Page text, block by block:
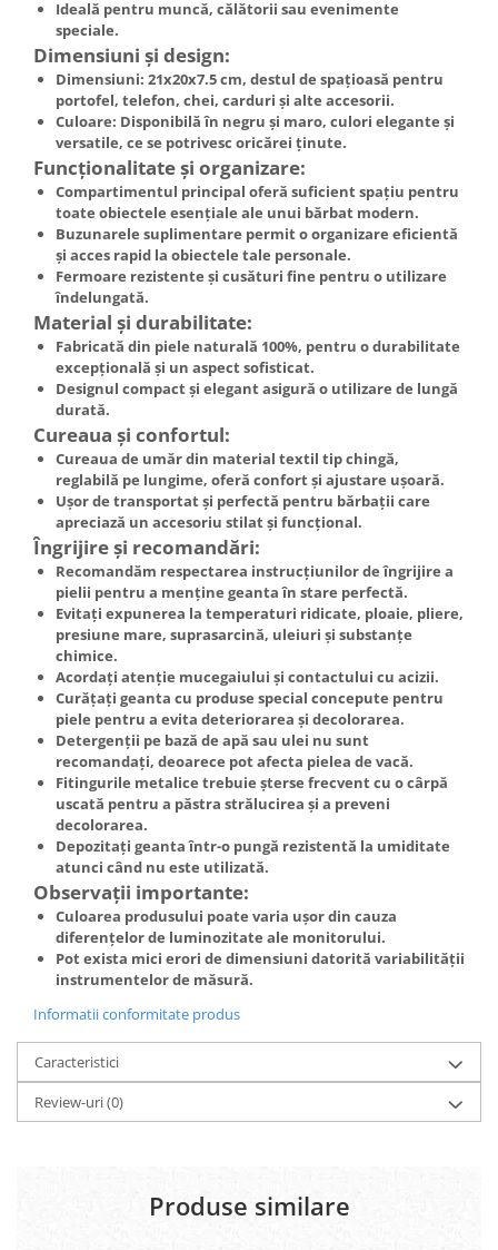
Ideală pentru muncă, călătorii sau evenimente
speciale.
Dimensiuni și design:
Dimensiuni: 21x20x7.5 cm, destul de spațioasă pentru
portofel, telefon, chei, carduri și alte accesorii.
Culoare: Disponibilă în negru și maro, culori elegante și
versatile, ce se potrivesc oricărei ținute.
Funcționalitate și organizare:
Compartimentul principal oferă suficient spațiu pentru
toate obiectele esențiale ale unui bărbat modern.
Buzunarele suplimentare permit o organizare eficientă
și acces rapid la obiectele tale personale.
Fermoare rezistente și cusături fine pentru o utilizare
îndelungată.
Material și durabilitate:
Fabricată din piele naturală 100%, pentru o durabilitate
excepțională și un aspect sofisticat.
Designul compact și elegant asigură o utilizare de lungă
durată.
Cureaua și confortul:
Cureaua de umăr din material textil tip chingă,
reglabilă pe lungime, oferă confort și ajustare ușoară.
Ușor de transportat și perfectă pentru bărbații care
apreciază un accesoriu stilat și funcțional.
Îngrijire și recomandări:
Recomandăm respectarea instrucțiunilor de îngrijire a
pielii pentru a menține geanta în stare perfectă.
Evitați expunerea la temperaturi ridicate, ploaie, pliere,
presiune mare, suprasarcină, uleiuri și substanțe
chimice.
Acordați atenție mucegaiului și contactului cu acizii.
Curățați geanta cu produse special concepute pentru
piele pentru a evita deteriorarea și decolorarea.
Detergenții pe bază de apă sau ulei nu sunt
recomandați, deoarece pot afecta pielea de vacă.
Fitingurile metalice trebuie șterse frecvent cu o cârpă
uscată pentru a păstra strălucirea și a preveni
decolorarea.
Depozitați geanta într-o pungă rezistentă la umiditate
atunci când nu este utilizată.
Observații importante:
Culoarea produsului poate varia ușor din cauza
diferențelor de luminozitate ale monitorului.
Pot exista mici erori de dimensiuni datorită variabilității
instrumentelor de măsură.
Informatii conformitate produs
Caracteristici
Review-uri(0)
Produse similare